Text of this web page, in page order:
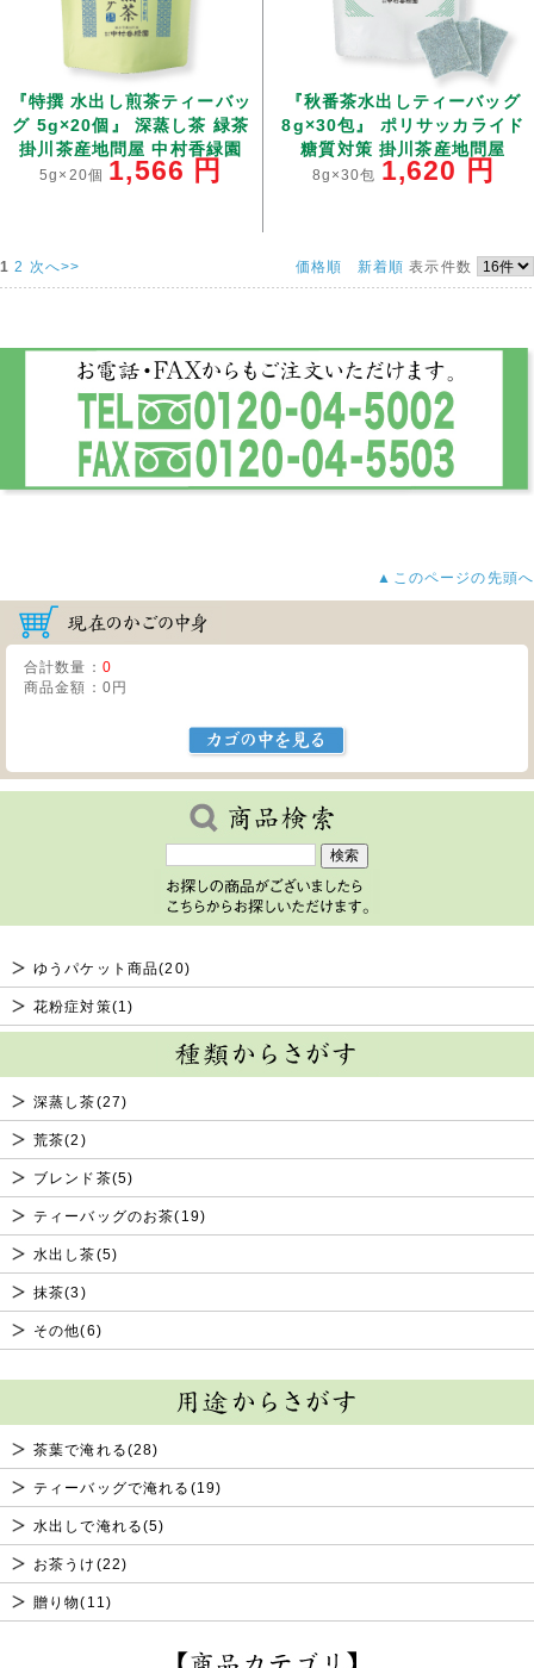
合計数量： 0
商品金額： 0円
ゆうパケット商品(20)
花粉症対策(1)
深蒸し茶(27)
荒茶(2)
ブレンド茶(5)
ティーバッグのお茶(19)
水出し茶(5)
抹茶(3)
その他(6)
茶葉で淹れる(28)
ティーバッグで淹れる(19)
水出しで淹れる(5)
お茶うけ(22)
贈り物(11)
『特撰 水出し煎茶ティーバッ
グ 5g×20個』 深蒸し茶 緑茶
掛川茶産地問屋 中村香緑園
5g×20個 1,566 円
『秋番茶水出しティーバッグ
8g×30包』 ポリサッカライド
糖質対策 掛川茶産地問屋
8g×30包 1,620 円
価格順 新着順 表示件数
1 2 次へ>>
▲このページの先頭へ